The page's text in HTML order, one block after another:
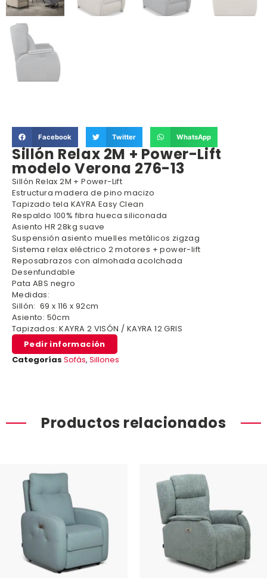
Facebook Twitter WhatsApp
Sillón Relax 2M + Power-Lift
modelo Verona 276-13
Sillón Relax 2M + Power-Lift
Estructura madera de pino macizo
Tapizado tela KAYRA Easy Clean
Respaldo 100% fibra hueca siliconada
Asiento HR 28kg suave
Suspensión asiento muelles metálicos zigzag
Sistema relax eléctrico 2 motores + power-lift
Reposabrazos con almohada acolchada
Desenfundable
Pata ABS negro
Medidas:
Sillón: 69 x 116 x 92cm
Asiento: 50cm
Tapizados: KAYRA 2 VISÓN / KAYRA 12 GRIS
Pedir información
Categorías Sofás, Sillones
Productos relacionados